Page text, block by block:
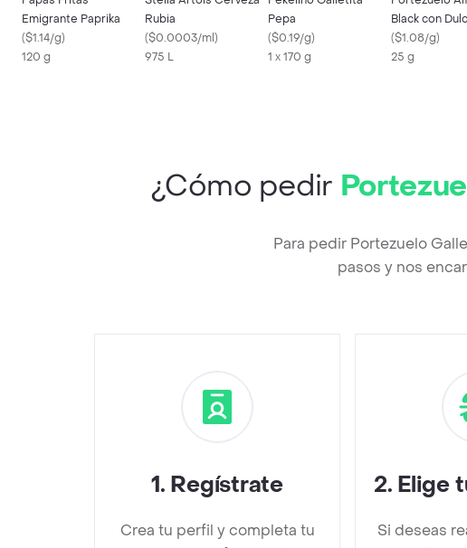
Emigrante Paprika
($1.14/g)
120 g
Rubia
($0.0003/ml)
975 L
Pepa
($0.19/g)
1 x 170 g
Black con
Leche
($1.08/g)
25 g
¿Cómo pedir
Para pedir Portezuelo
pasos y nos
1. Regístrate
Crea tu perfil y completa tu
2. Elige
Si deseas